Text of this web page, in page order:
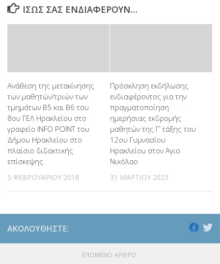
ΊΣΩΣ ΣΑΣ ΕΝΔΙΑΦΈΡΟΥΝ…
Ανάθεση της μετακίνησης
των μαθητών/τριών των
τμημάτων Β5 και Β6 του
8ου ΓΕΛ Ηρακλείου στο
γραφείο INFO POINT του
Δήμου Ηρακλείου στο
πλαίσιο διδακτικής
επίσκεψης
5 ΦΕΒΡΟΥΑΡΊΟΥ 2018
Πρόσκληση εκδήλωσης
ενδιαφέροντος για την
πραγματοποίηση
ημερήσιας εκδρομής
μαθητών της Γ’ τάξης του
12ου Γυμνασίου
Ηρακλείου στον Άγιο
Νικόλαο
31 ΜΑΡΤΊΟΥ 2023
ΑΚΟΛΟΥΘΉΣΤΕ:
ΕΠΌΜΕΝΟ ΆΡΘΡΟ